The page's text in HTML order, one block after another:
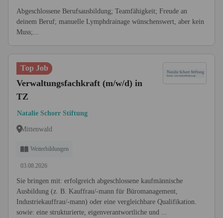
Abgeschlossene Berufsausbildung; Teamfähigkeit; Freude an
deinem Beruf; manuelle Lymphdrainage wünschenswert, aber kein
Muss;...
Top Job
Verwaltungsfachkraft (m/w/d) in
TZ
Natalie Schorr Stiftung
Mittenwald
Weiterbildungen
03.08.2026
Sie bringen mit: erfolgreich abgeschlossene kaufmännische
Ausbildung (z. B. Kauffrau/-mann für Büromanagement,
Industriekauffrau/-mann) oder eine vergleichbare Qualifikation.
sowie: eine strukturierte, eigenverantwortliche und ...